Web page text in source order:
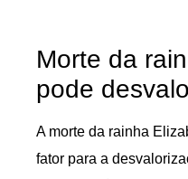
Morte da
pode
A morte da rainha
fator para a